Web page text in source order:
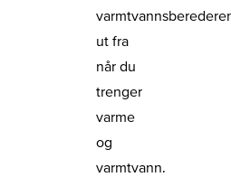
ut fra
når du
trenger
varme
og
varmtvann.